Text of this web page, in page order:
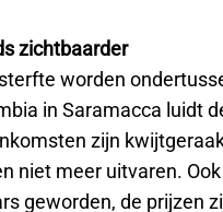
zichtbaarder
worden
in Saramacca luidt
zijn
niet meer uitvaren.
geworden, de prijzen